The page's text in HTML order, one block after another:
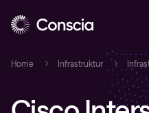
Home Infrastruktur